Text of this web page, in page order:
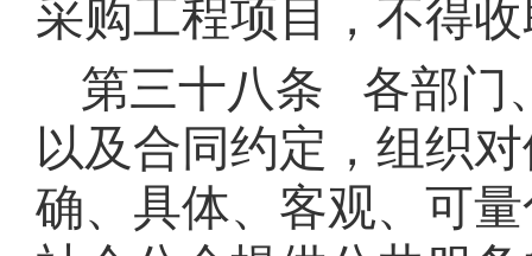
采购工程项目，不得
第三十八条 各部门
以及合同约定，组织
确、具体、客观、可